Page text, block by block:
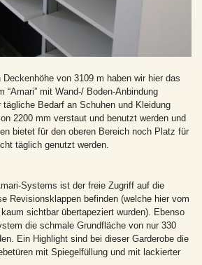
von 3109 m haben wir hier das
“Amari” mit Wand-/ Boden-Anbindung
Bedarf an Schuhen und Kleidung
2200 mm verstaut und benutzt werden und
bietet für den oberen Bereich noch Platz für
täglich genutzt werden.
Systems ist der freie Zugriff auf die
Revisionsklappen befinden (welche hier vom
sichtbar übertapeziert wurden). Ebenso
die schmale Grundfläche von nur 330
Ein Highlight sind bei dieser Garderobe die
mit Spiegelfüllung und mit lackierter